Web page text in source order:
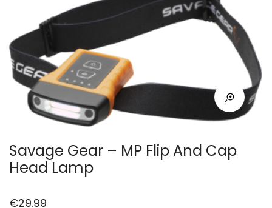
Savage Gear – MP Flip And Cap
Head Lamp
€29.99